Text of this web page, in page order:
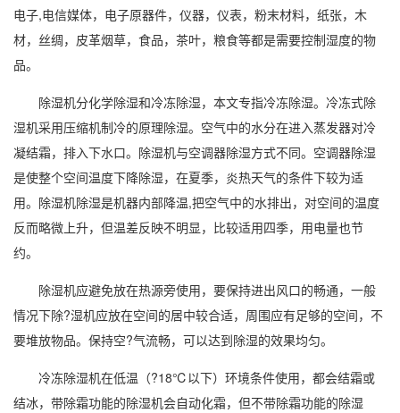
电子,电信媒体，电子原器件，仪器，仪表，粉末材料，纸张，木
材，丝绸，皮革烟草，食品， 茶叶，粮食等都是需要控制湿度的物
品。
除湿机分化学除湿和冷冻除湿，本文专指冷冻除湿。 冷冻式除
湿机采用压缩机制冷的原理除湿。空气中的水分在进入蒸发器对冷
凝结霜，排入下水口。除湿机与空调器除湿方式不同。空调器除湿
是使整个空间温度下降除湿，在夏季，炎热天气的条件下较为适
用。 除湿机除湿是机器内部降温,把空气中的水排出，对空间的温度
反而略微上升，但温差反映不明显，比较适用四季，用电量也节
约。
除湿机应避免放在热源旁使用，要保持进出风口的畅通，一般
情况下除?湿机应放在空间的居中较合适，周围应有足够的空间，不
要堆放物品。保持空?气流畅，可以达到除湿的效果均匀。
冷冻除湿机在低温（?18℃以下）环境条件使用，都会结霜或
结冰，带除霜功能的除湿机会自动化霜，但不带除霜功能的除湿